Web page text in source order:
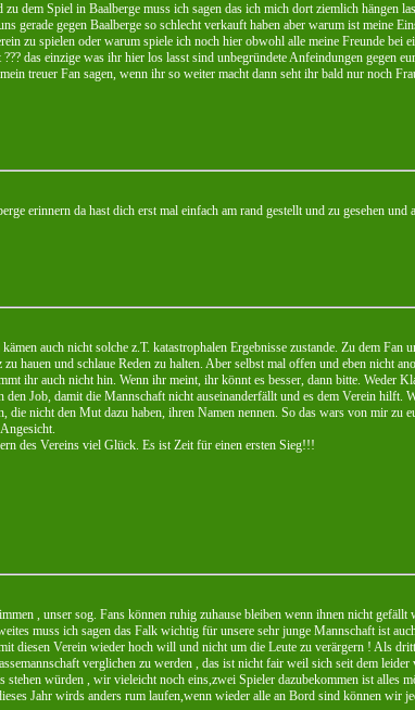
dem Spiel in Baalberge muss ich sagen das ich mich dort ziemlich hängen
gerade gegen Baalberge so schlecht verkauft haben aber warum ist meine
zu spielen oder warum spiele ich noch hier obwohl alle meine Freunde bei
das einzige was ihr hier los lasst sind unbegründete Anfeindungen gegen
treuer Fan sagen, wenn ihr so weiter macht dann seht ihr bald nur noch
erinnern da hast dich erst mal einfach am rand gestellt und zu gesehen und
auch nicht solche z.T. katastrophalen Ergebnisse zustande. Zu dem Fan
hauen und schlaue Reden zu halten. Aber selbst mal offen und eben nicht
ihr auch nicht hin. Wenn ihr meint, ihr könnt es besser, dann bitte. Weder
Job, damit die Mannschaft nicht auseinanderfällt und es dem Verein hilft.
nicht den Mut dazu haben, ihren Namen nennen. So das wars von mir zu
des Vereins viel Glück. Es ist Zeit für einen ersten Sieg!!!
, unser sog. Fans können ruhig zuhause bleiben wenn ihnen nicht gefällt
muss ich sagen das Falk wichtig für unsere sehr junge Mannschaft ist
diesen Verein wieder hoch will und nicht um die Leute zu verärgern ! Als
verglichen zu werden , das ist nicht fair weil sich seit dem leider
würden , wir vieleicht noch eins,zwei Spieler dazubekommen ist alles
Jahr wirds anders rum laufen,wenn wieder alle an Bord sind können wir